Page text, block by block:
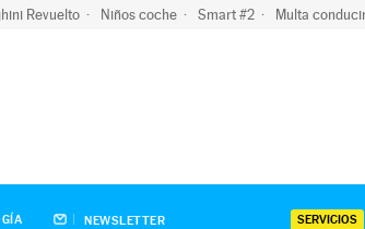
Revuelto Niños coche Smart #2 Multa
NEWSLETTER SERVICIOS